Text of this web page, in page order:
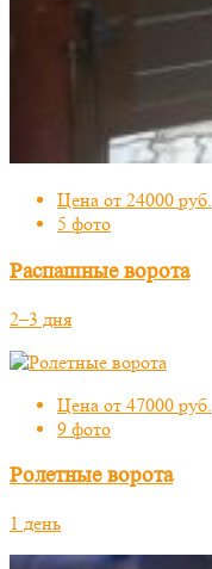
Цена от 24000 руб.
5 фото
Распашные ворота
2–3 дня
Цена от 47000 руб.
9 фото
Ролетные ворота
1 день